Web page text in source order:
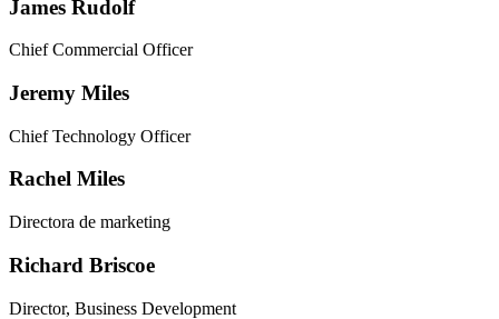
James Rudolf
Chief Commercial Officer
Jeremy Miles
Chief Technology Officer
Rachel Miles
Directora de marketing
Richard Briscoe
Director, Business Development